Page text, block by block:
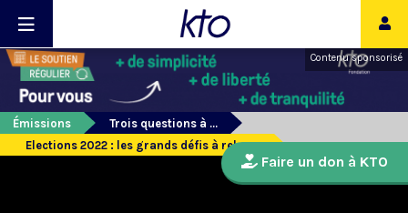
Contenu sponsorisé
Émissions
Trois questions à ...
Elections 2022 : les grands défis à relever
Faire un don à KTO